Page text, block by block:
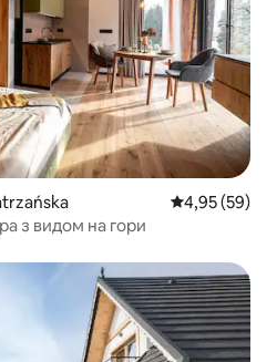
Середня
4,95 (59)
з видом на гори